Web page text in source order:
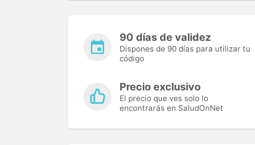
90 días de validez
Dispones de 90 días para utilizar tu
código
Precio exclusivo
El precio que ves solo lo
encontrarás en SaludOnNet